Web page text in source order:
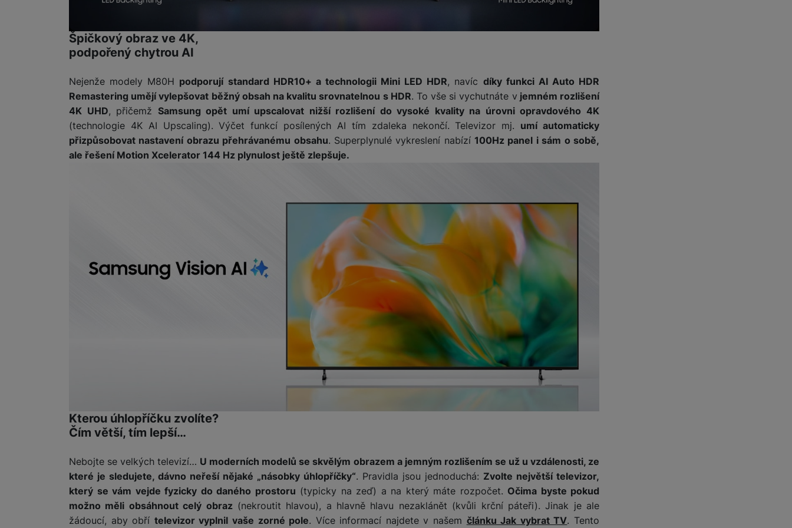
Marketingové cookies používáme my nebo naši partneři, abychom vám mohli zobrazit vhodné obsahy nebo reklamy jak
na našich stránkách, tak na stránkách třetích stran.
Špičkový obraz ve 4K,
podpořený chytrou AI
Nejenže modely M80H podporují standard HDR10+ a technologii Mini LED HDR, navíc díky funkci AI Auto HDR
Remastering umějí vylepšovat běžný obsah na kvalitu srovnatelnou s HDR. To vše si vychutnáte v jemném rozlišení
4K UHD, přičemž Samsung opět umí upscalovat nižší rozlišení do vysoké kvality na úrovni opravdového 4K
(technologie 4K AI Upscaling). Výčet funkcí posílených AI tím zdaleka nekončí. Televizor mj. umí automaticky
přizpůsobovat nastavení obrazu přehrávanému obsahu. Superplynulé vykreslení nabízí 100Hz panel i sám o sobě,
ale řešení Motion Xcelerator 144 Hz plynulost ještě zlepšuje.
Kterou úhlopříčku zvolíte?
Čím větší, tím lepší…
Nebojte se velkých televizí… U moderních modelů se skvělým obrazem a jemným rozlišením se už u vzdálenosti, ze
které je sledujete, dávno neřeší nějaké „násobky úhlopříčky“. Pravidla jsou jednoduchá: Zvolte největší televizor,
který se vám vejde fyzicky do daného prostoru (typicky na zeď) a na který máte rozpočet. Očima byste pokud
možno měli obsáhnout celý obraz(nekroutit hlavou), a hlavně hlavu nezaklánět (kvůli krční páteři). Jinak je ale
žádoucí, aby obří televizor vyplnil vaše zorné pole. Více informací najdete v našem článku Jak vybrat TV. Tento